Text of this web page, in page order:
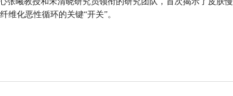
维化恶性循环的关键“开关”。